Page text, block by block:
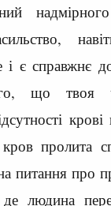
є справжнє
що твоя
пролита
питання про
людина